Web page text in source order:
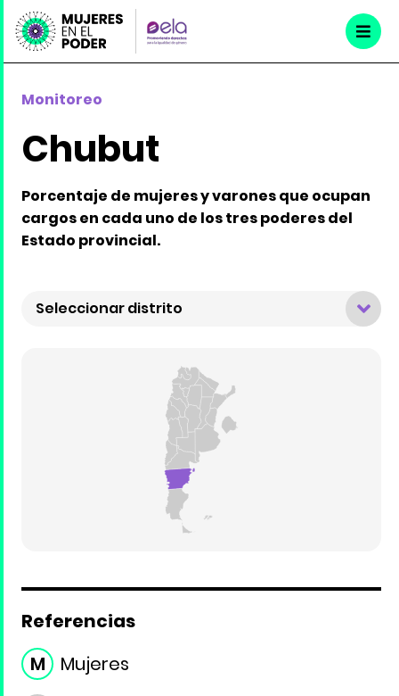
Monitoreo
Chubut
Porcentaje de mujeres y varones que ocupan
cargos en cada uno de los tres poderes del
Estado provincial.
Seleccionar distrito
Referencias
M
Mujeres